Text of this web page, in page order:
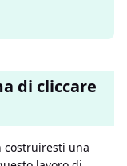
di cliccare
costruiresti una